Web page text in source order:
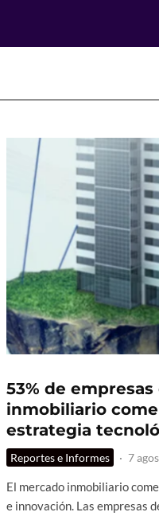
53% de
inmobiliario
estrategia
Reportes e Informes · 7
El mercado inmobiliario
e innovación. Las empresas